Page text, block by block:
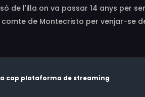
de l'illa on va passar 14 anys per
de Montecristo per venjar-se
cap plataforma de streaming